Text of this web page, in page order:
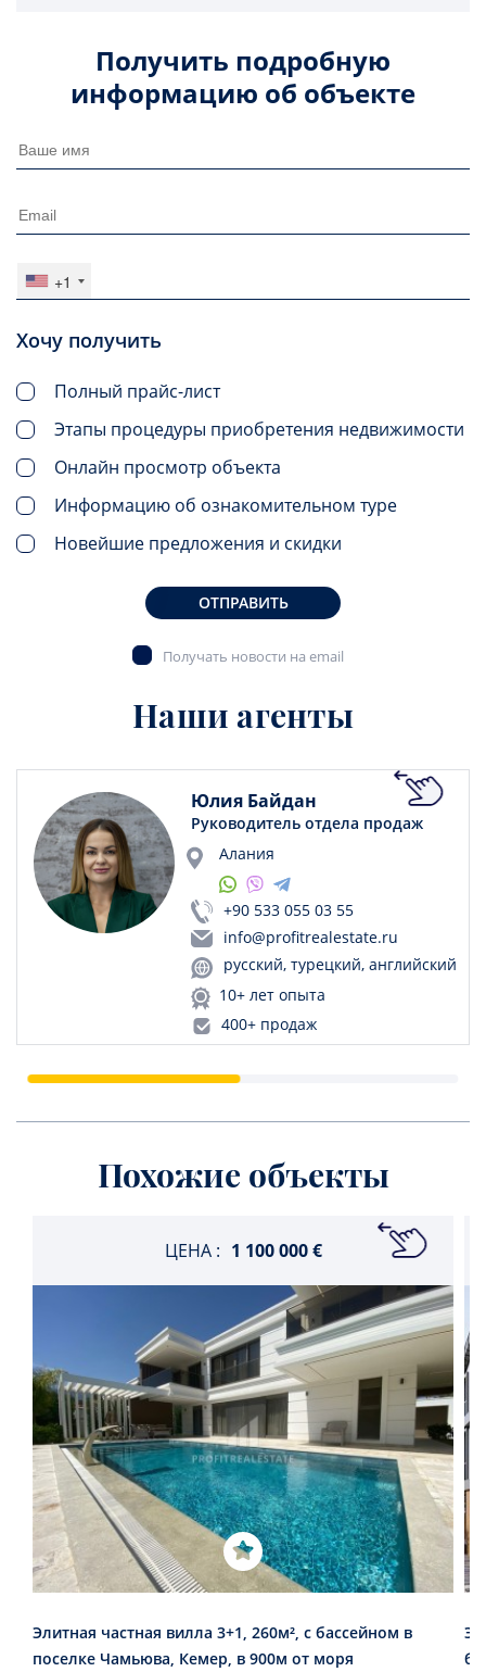
Получить подробную
информацию об объекте
+1
Хочу получить
Полный прайс-лист
Этапы процедуры приобретения недвижимости
Онлайн просмотр объекта
Информацию об ознакомительном туре
Новейшие предложения и скидки
ОТПРАВИТЬ
Получать новости на email
Наши агенты
Юлия Байдан
Руководитель отдела продаж
Алания
+90 533 055 03 55
info@profitrealestate.ru
русский, турецкий, английский
10+ лет опыта
400+ продаж
Похожие объекты
ЦЕНА : 1 100 000 €
Элитная частная вилла 3+1, 260м², с бассейном в
поселке Чамьюва, Кемер, в 900м от моря